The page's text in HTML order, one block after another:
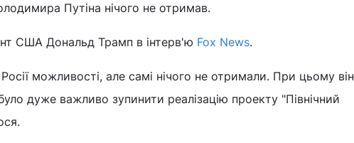
Путіна нічого не отримав.
США Дональд Трамп в інтерв'ю Fox News.
можливості, але самі нічого не отримали. При цьому він
дуже важливо зупинити реалізацію проекту "Північний